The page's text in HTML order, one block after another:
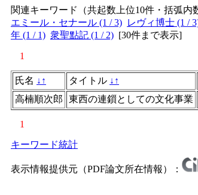
関連キーワード（共起数上位10件・括弧
エミール・セナール (1 / 3) レヴィ博士 (1 /
年 (1 / 1) 衆聖點記 (1 / 2) [30件まで表示]
1
氏名 ↓ ↑ タイトル ↓ ↑
高楠順次郎
東西の連鎻としての文化事業
1
キーワード統計
表示情報提供元（PDF論文所在情報）：